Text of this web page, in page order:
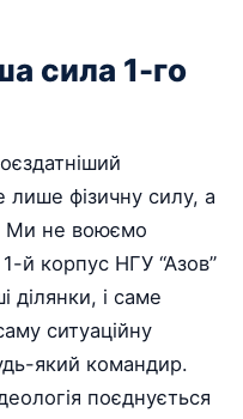
сила 1-го
лише фізичну силу, а
Ми не воюємо
й корпус НГУ “Азов”
ділянки, і саме
ситуаційну
який командир.
поєднується